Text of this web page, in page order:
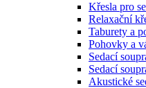
Křesla pro
Relaxační
Taburety a
Pohovky a
Sedací
Sedací
Akustické